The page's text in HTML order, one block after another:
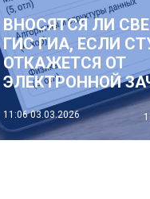
ВНОСЯТСЯ ЛИ
ГИС ГИА, ЕСЛИ
ОТКАЖЕТСЯ ОТ
ЭЛЕКТРОННОЙ
11:06 03.03.2026